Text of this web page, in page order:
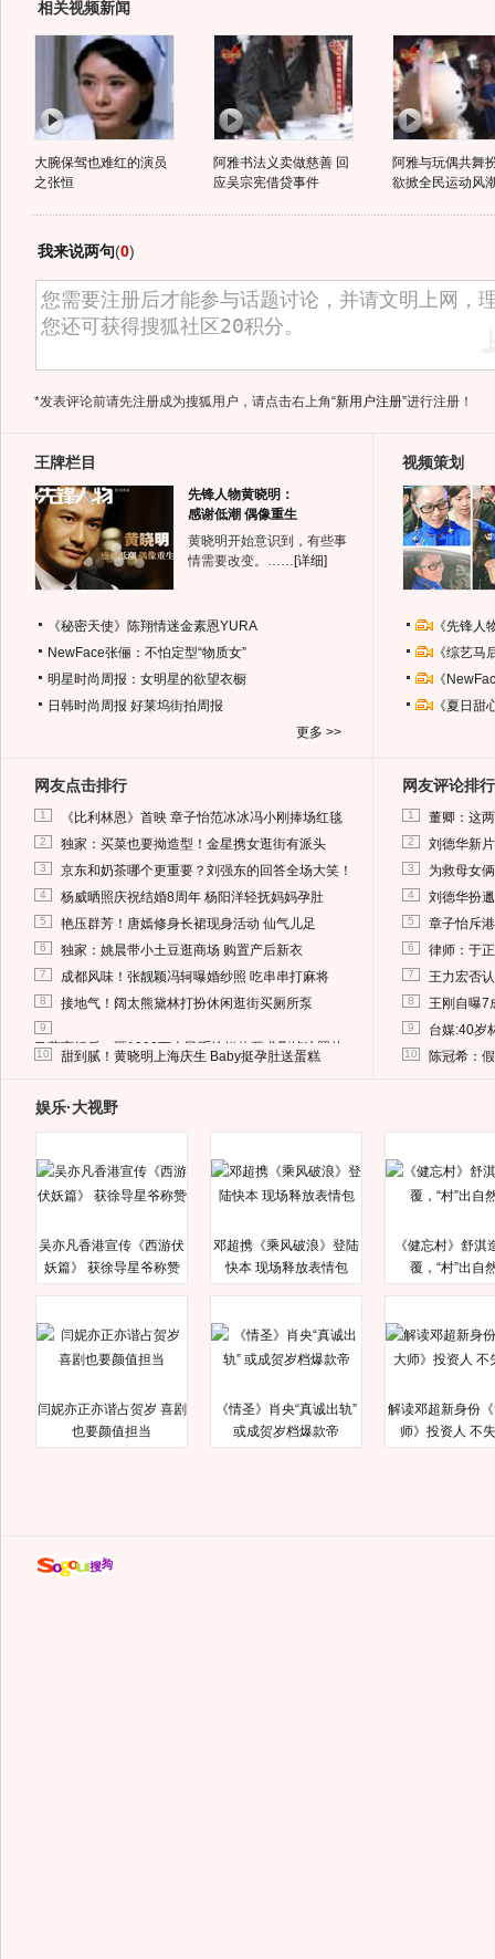
相关视频新闻
大腕保驾也难红的演员
之张恒
阿雅书法义卖做慈善 回
应吴宗宪借贷事件
阿雅与玩偶共舞
欲掀全民运动风
我来说两句(0)
*发表评论前请先注册成为搜狐用户，请点击右上角“新用户注册”进行注册！
王牌栏目
先锋人物黄晓明：
感谢低潮 偶像重生
黄晓明开始意识到，有些事
情需要改变。…… [详细]
《秘密天使》陈翔情迷金素恩YURA
NewFace张俪：不怕定型“物质女”
明星时尚周报：女明星的欲望衣橱
日韩时尚周报 好莱坞街拍周报
更多 >>
视频策划
《先锋
《综艺
《
《夏日
网友点击排行
1 《比利林恩》首映 章子怡范冰冰冯小刚捧场红毯
2 独家：买菜也要拗造型！金星携女逛街有派头
3 京东和奶茶哪个更重要？刘强东的回答全场大笑！
4 杨威晒照庆祝结婚8周年 杨阳洋轻抚妈妈孕肚
5 艳压群芳！唐嫣修身长裙现身活动 仙气儿足
6 独家：姚晨带小土豆逛商场 购置产后新衣
7 成都风味！张靓颖冯轲曝婚纱照 吃串串打麻将
8 接地气！阔太熊黛林打扮休闲逛街买厕所泵
9
马蓉离婚后，砸1000万人民币给媒体要求删掉这照片
10 甜到腻！黄晓明上海庆生 Baby挺孕肚送蛋糕
网友评论排行
1 董卿：这
2 刘德华新
3 为救母女
4 刘德华扮
5 章子怡斥
6 律师：于
7 王力宏否
8 王刚自曝7
9 台媒:40岁
10 陈冠希：
娱乐·大视野
吴亦凡香港宣传《西游伏
妖篇》 获徐导星爷称赞
邓超携《乘风破浪》登陆
快本 现场释放表情包
《健忘村》舒淇
覆，“村”出自
闫妮亦正亦谐占贺岁 喜剧
也要颜值担当
《情圣》肖央“真诚出轨”
或成贺岁档爆款帝
解读邓超新身份
师》投资人 不